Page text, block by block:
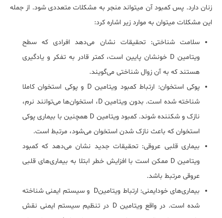
زنان دارد. پس کمبود آن می‎تواند منجر به مشکلات متعددی شود. از جمله
این مشکلات می‏توان به موارد زیر اشاره کرد:
سلامت شناختی: تحقیقات نشان می‌دهد افرادی که سطح
ویتامین D خونشان پایین است، کمتر قادر به تفکر و یادگیری
هستند که به آن زوال شناختی می‌گویند.
پوکی استخوان: ارتباط کمبود ویتامین D و پوکی استخوان کاملا
شناخته شده است. بدون ویتامین D، استخوان‌ها می‌توانند نرم،
نازک و شکننده شوند. کمبود ویتامین D همچنین با بیماری پوکی
استخوان که باعث نازک شدن استخوان می‌شود، مرتبط است.
بیماری قلبی عروقی: تحقیقات جدید نشان می‌دهد که کمبود
ویتامین D ممکن است با افزایش خطر ابتلا به بیماری‌های قلبی
عروقی مرتبط باشد.
بیماری‌های خودایمنی: ارتباط ویتامینD و سیستم ایمنی شناخته
شده است. در واقع ویتامین D در تنظیم سیستم ایمنی نقش